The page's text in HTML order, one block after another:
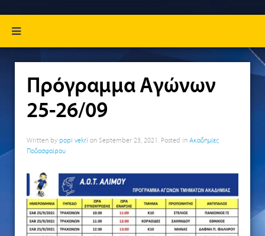
Πρόγραμμα Αγώνων
25-26/09
Written by popi vekri on September 23, 2021 . Posted in Ακαδημίες
Ποδοσφαίρου